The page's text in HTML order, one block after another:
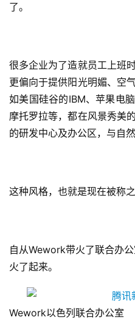
首
标
大
察
了。
很多企业为了造就员工上班
更偏向于提供阳光明媚、空
如美国硅谷的IBM、苹果电
摩托罗拉等，都在风景秀美
的研发中心及办公区，与自然
这种风格，也就是现在被称
自从Wework带火了联合办
火了起来。
Wework以色列联合办公室